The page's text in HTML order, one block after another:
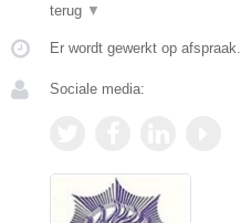
terug ▼
Er wordt gewerkt op afspraak.
Sociale media: